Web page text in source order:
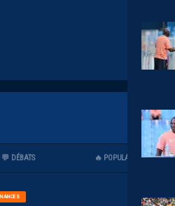
💬 DÉBATS 🔥 POPULAIRES